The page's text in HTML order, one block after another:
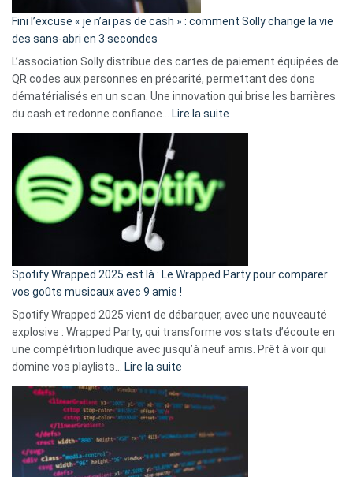
Fini l’excuse « je n’ai pas de cash » : comment Solly change la vie
des sans-abri en 3 secondes
L’association Solly distribue des cartes de paiement équipées de
QR codes aux personnes en précarité, permettant des dons
dématérialisés en un scan. Une innovation qui brise les barrières
du cash et redonne confiance… Lire la suite
»
Solly
change
la
des
3
Spotify Wrapped 2025 est là : Le Wrapped Party pour comparer
vos goûts musicaux avec 9 amis !
Spotify Wrapped 2025 vient de débarquer, avec une nouveauté
explosive : Wrapped Party, qui transforme vos stats d’écoute en
une compétition ludique avec jusqu’à neuf amis. Prêt à voir qui
domine vos playlists… Lire la suite
Wrapped
est
là
: